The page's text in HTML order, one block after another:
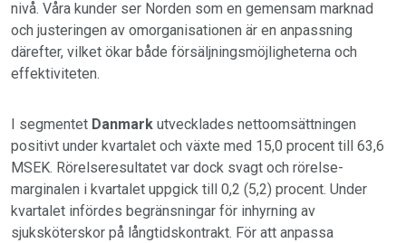
nivå. Våra kunder ser Norden som en gemensam marknad
och justeringen av omorganisationen är en anpassning
därefter, vilket ökar både försäljningsmöjligheterna och
effektiviteten.
I segmentet Danmark utvecklades nettoomsättningen
positivt under kvartalet och växte med 15,0 procent till 63,6
MSEK. Rörelseresultatet var dock svagt och rörelse-
marginalen i kvartalet uppgick till 0,2 (5,2) procent. Under
kvartalet infördes begränsningar för inhyrning av
sjuksköterskor på långtidskontrakt. För att anpassa